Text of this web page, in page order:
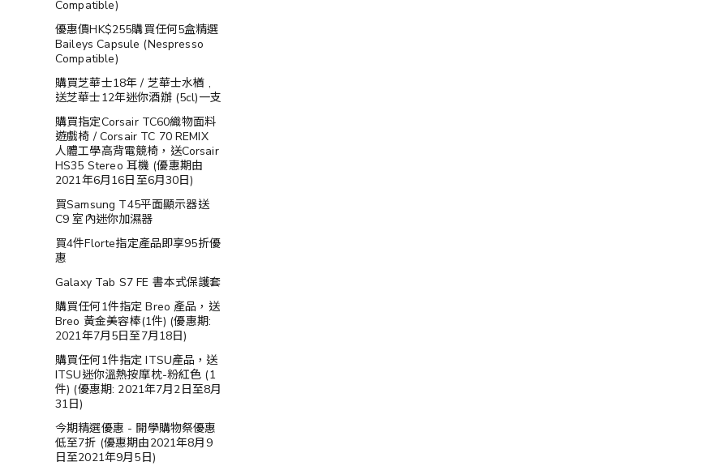
Compatible)
優惠價HK$255購買任何5盒精選
Baileys Capsule (Nespresso
Compatible)
購買芝華士18年 / 芝華士水楢 ,
送芝華士12年迷你酒辦 (5cl)一支
購買指定Corsair TC60織物面料
遊戲椅 / Corsair TC 70 REMIX
人體工學高背電競椅，送Corsair
HS35 Stereo 耳機 (優惠期由
2021年6月16日至6月30日)
買Samsung T45平面顯示器送
C9 室內迷你加濕器
買4件Florte指定產品即享95折優
惠
Galaxy Tab S7 FE 書本式保護套
購買任何1件指定 Breo 產品，送
Breo 黃金美容棒(1件) (優惠期:
2021年7月5日至7月18日)
購買任何1件指定 ITSU產品，送
ITSU迷你溫熱按摩枕-粉紅色 (1
件) (優惠期: 2021年7月2日至8月
31日)
今期精選優惠 - 開學購物祭優惠
低至7折 (優惠期由2021年8月9
日至2021年9月5日)